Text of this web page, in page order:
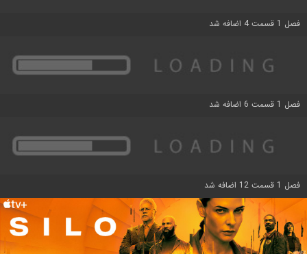
فصل 1 قسمت 4 اضافه شد
فصل 1 قسمت 6 اضافه شد
فصل 1 قسمت 12 اضافه شد